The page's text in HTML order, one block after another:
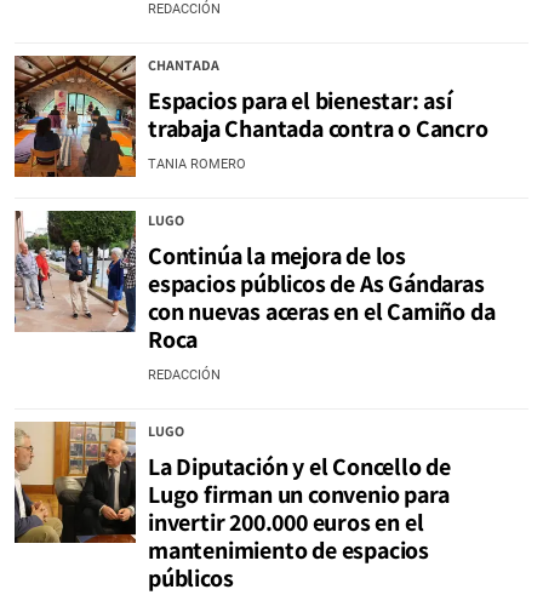
REDACCIÓN
CHANTADA
Espacios para el bienestar: así
trabaja Chantada contra o Cancro
TANIA ROMERO
LUGO
Continúa la mejora de los
espacios públicos de As Gándaras
con nuevas aceras en el Camiño da
Roca
REDACCIÓN
LUGO
La Diputación y el Concello de
Lugo firman un convenio para
invertir 200.000 euros en el
mantenimiento de espacios
públicos